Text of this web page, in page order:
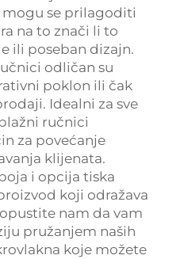
se prilagoditi
na to znači li to
ili poseban dizajn.
odličan su
poklon ili čak
Idealni za sve
ručnici
za povećanje
klijenata.
i opcija tiska
koji odražava
nam da vam
pružanjem naših
koje možete